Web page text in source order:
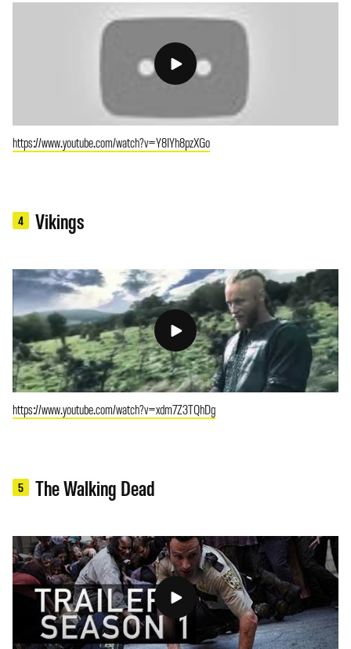
https://www.youtube.com/watch?v=Y8IYh8pzXGo
4 Vikings
https://www.youtube.com/watch?v=xdm7Z3TQhDg
5 The Walking Dead